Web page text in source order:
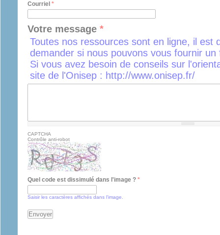
Courriel *
Votre message *
Toutes nos ressources sont en ligne, il est
demander si nous pouvons vous fournir
Si vous avez besoin de conseils sur
site de l'Onisep : http://www.onisep.fr/
CAPTCHA
Contrôle anti-robot
Quel code est dissimulé dans l'image ? *
Saisir les caractères affichés dans l'image.